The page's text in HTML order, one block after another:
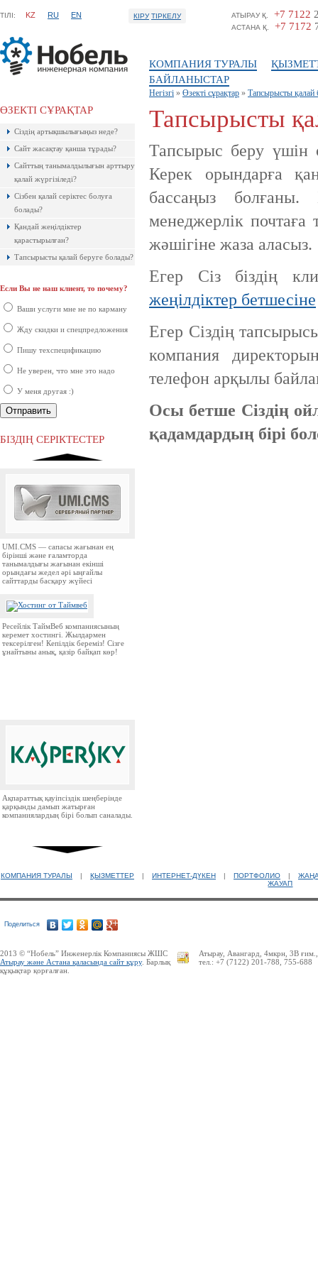
ТIЛI: KZ RU EN КІРУ ТІРКЕЛУ АТЫРАУ Қ. +7 7122
АСТАНА Қ. +7 7172
КОМПАНИЯ ТУРАЛЫ
БАЙЛАНЫСТАР
ӨЗЕКТІ СҰРАҚТАР
Сіздің артықшылығыңыз неде?
Сайт жасақтау қанша тұрады?
Сайттың танымалдылығын арттыру
қалай жүргізіледі?
Сізбен қалай серіктес болуға
болады?
Қандай жеңілдіктер
қарастырылған?
Тапсырысты қалай беруге болады?
Если Вы не наш клиент, то почему?
Ваши услуги мне не по карману
Жду скидки и спецпредложения
Пишу техспецификацию
Не уверен, что мне это надо
У меня другая :)
БІЗДІҢ СЕРІКТЕСТЕР
керемет хостингі. Жылдармен
ұнайтыны анық, қазір байқап көр!
Ақпараттық қауіпсіздік шеңберінде
қарқынды дамып жатырған
компаниялардың бірі болып саналады.
Ресей нарығында бірінші орында
UMI.CMS — сапасы жағынан ең
бірінші және ғаламторда
танымалдығы жағынан екінші
орындағы жедел әрі ыңғайлы
сайттарды басқару жүйесі
Ресейлік ТаймВеб компаниясының
керемет хостингі. Жылдармен
тексерілген! Кепілдік береміз! Сізге
ұнайтыны анық, қазір байқап көр!
Ақпараттық қауіпсіздік шеңберінде
қарқынды дамып жатырған
компаниялардың бірі болып саналады.
Ресей нарығында бірінші орында
тұрған ірі компаниялардың бірі.
Негізгі » Өзекті сұрақтар » Тапсырысты қалай
Тапсырысты
Тапсырыс беру үшін
Керек орындарға
бассаңыз
менеджерлік почтаға
жәшігіне жаза аласыз.
Егер Сіз біздің
жеңілдіктер бетшесіне
Егер Сіздің
компания
телефон арқылы
Осы бетше Сіздің
қадамдардың бірі
КОМПАНИЯ ТУРАЛЫ | ҚЫЗМЕТТЕР | ИНТЕРНЕТ-ДҮКЕН | ПОРТФОЛИО |
ЖАУАП
Поделиться
2013 © “Нобель” Инженерлік Компаниясы ЖШС
Атырау және Астана қаласында сайт құру. Барлық
құқықтар қорғалған.
Атырау, Авангард, 4мкрн, 3В
тел.: +7 (7122) 201-788, 755-688